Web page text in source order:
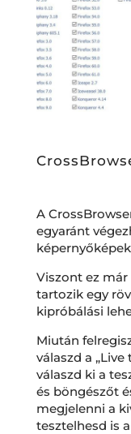
A
egyaránt
Viszont ez
tartozik egy
kipróbálási
Miután
válaszd a
válaszd ki a
és böngészőt
megjelenni a
tesztelhesd is